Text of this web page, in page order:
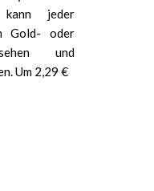
jeder
Gold- oder
und
Um 2,29 €